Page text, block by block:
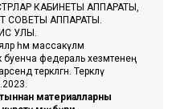
КАБИНЕТЫ АППАРАТЫ,
СОВЕТЫ АППАРАТЫ.
УЛЫ.
һәм массакүләм
буенча федераль хезмәтенең
теркәлгән. Теркәлү
материалларны